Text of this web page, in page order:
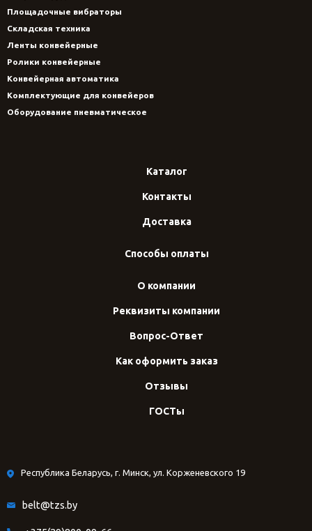
Площадочные вибраторы
Складская техника
Ленты конвейерные
Ролики конвейерные
Конвейерная автоматика
Комплектующие для конвейеров
Оборудование пневматическое
Каталог
Контакты
Доставка
Способы оплаты
О компании
Реквизиты компании
Вопрос-Ответ
Как оформить заказ
Отзывы
ГОСТы
Республика Беларусь, г. Минск, ул. Корженевского 19
belt@tzs.by